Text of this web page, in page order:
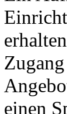
einen